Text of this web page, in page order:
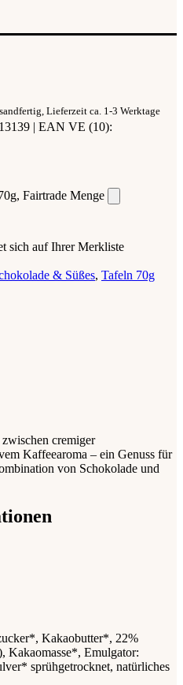
Lieferzeit ca. 1-3 Werktage
| EAN VE (10):
Fairtrade Menge
sich auf Ihrer Merkliste
& Süßes, Tafeln 70g
cremiger
Kaffeearoma – ein Genuss für
von Schokolade und
Kakaobutter*, 22%
Kakaomasse*, Emulgator:
sprühgetrocknet, natürliches